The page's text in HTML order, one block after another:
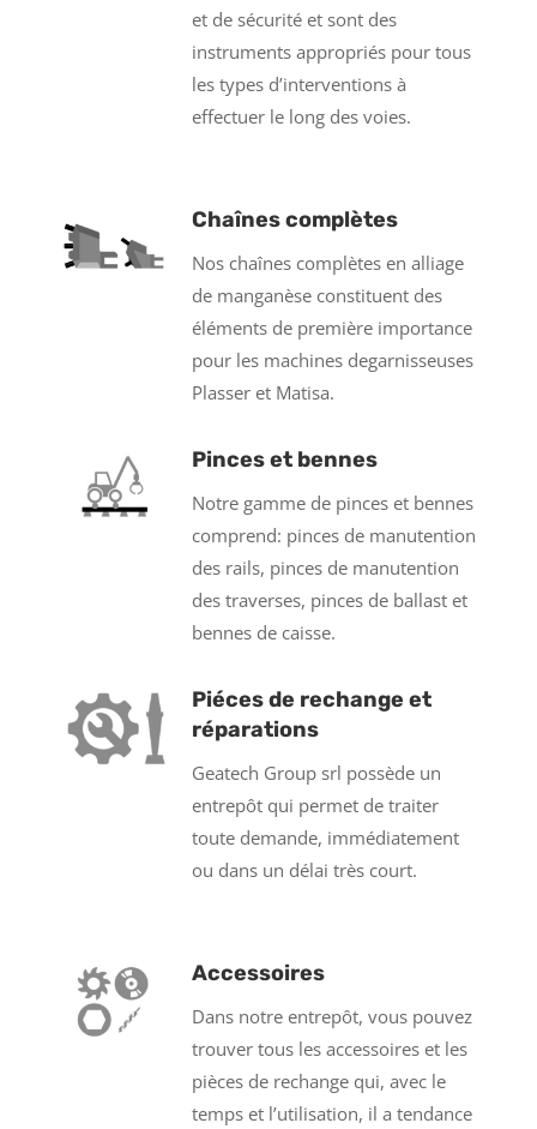
et de sécurité et sont des
instruments appropriés pour tous
les types d’interventions à
effectuer le long des voies.
Chaînes complètes
Nos chaînes complètes en alliage
de manganèse constituent des
éléments de première importance
pour les machines degarnisseuses
Plasser et Matisa.
Pinces et bennes
Notre gamme de pinces et bennes
comprend: pinces de manutention
des rails, pinces de manutention
des traverses, pinces de ballast et
bennes de caisse.
Piéces de rechange et
réparations
Geatech Group srl possède un
entrepôt qui permet de traiter
toute demande, immédiatement
ou dans un délai très court.
Accessoires
Dans notre entrepôt, vous pouvez
trouver tous les accessoires et les
pièces de rechange qui, avec le
temps et l’utilisation, il a tendance